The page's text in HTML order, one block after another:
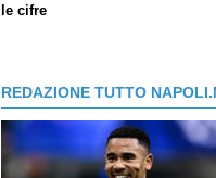
le cifre
REDAZIONE TUTTO